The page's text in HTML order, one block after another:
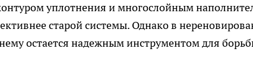
уплотнения и многослойным
старой системы. Однако в
остается надежным инструментом для